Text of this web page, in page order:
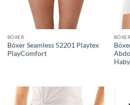
BÓXER
Bóxer Seamless 52201 Playtex
PlayComfort
BÓXER